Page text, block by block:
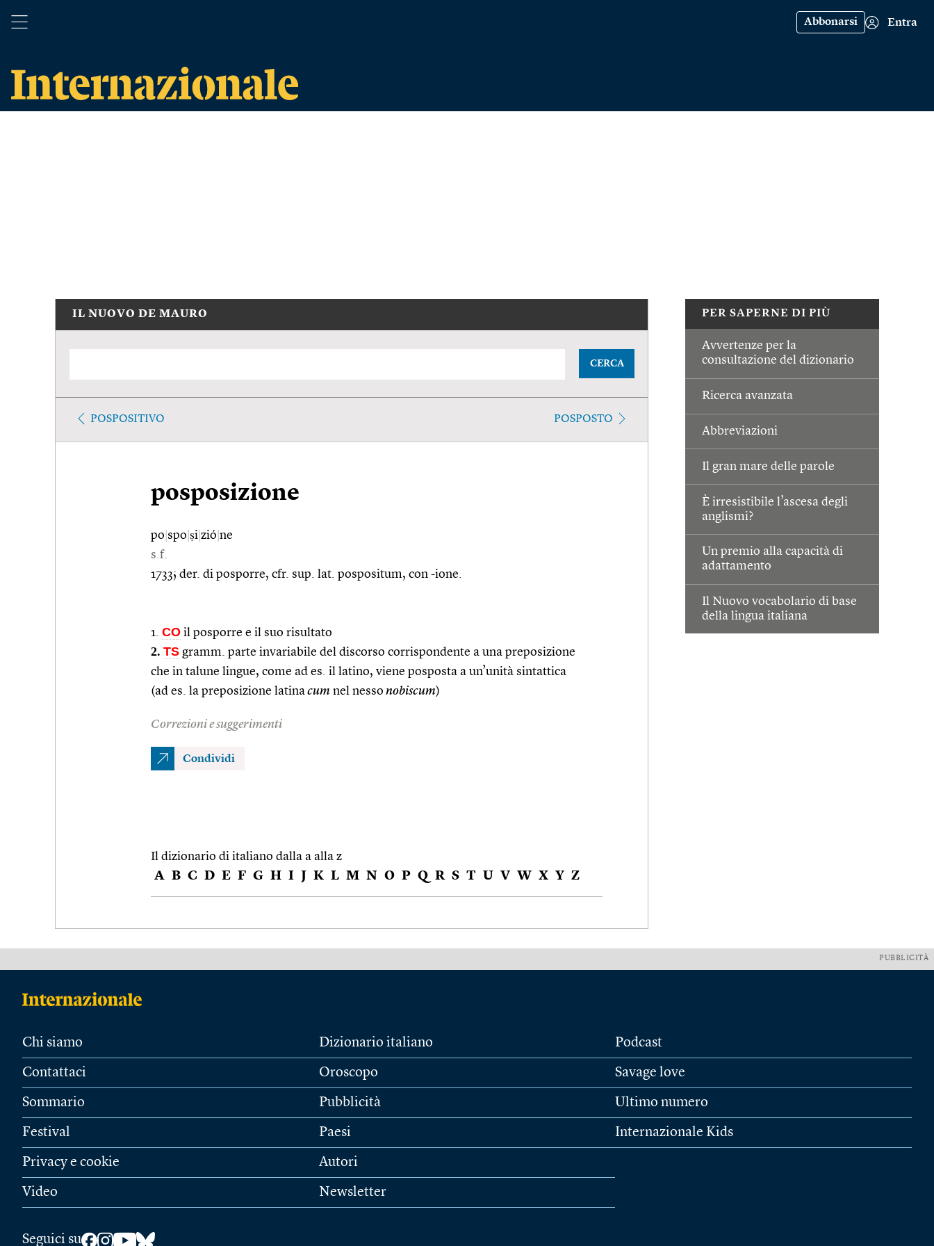
Abbonarsi Entra
PER SAPERNE DI PIÙ
Avvertenze per la
consultazione del dizionario
Ricerca avanzata
Abbreviazioni
Il gran mare delle parole
È irresistibile l’ascesa degli
anglismi?
Un premio alla capacità di
adattamento
Il Nuovo vocabolario di base
della lingua italiana
IL NUOVO DE MAURO
CERCA
POSPOSITIVO POSPOSTO
posposizione
po spo ṣi zió ne
s.f.
1733; der. di posporre, cfr. sup. lat. pospositum, con -ione.
1. CO il posporre e il suo risultato
2. TS gramm. parte invariabile del discorso corrispondente a una preposizione
che in talune lingue, come ad es. il latino, viene posposta a un’unità sintattica
(ad es. la preposizione latinacum nel nesso nobiscum)
Correzioni e suggerimenti
Condividi
Il dizionario di italiano dalla a alla z
A B C D E F G H I J K L M N O P Q R S T U V W X Y Z
PUBBLICITÀ
Chi siamo
Contattaci
Sommario
Festival
Privacy e cookie
Video
Dizionario italiano
Oroscopo
Pubblicità
Paesi
Autori
Newsletter
Podcast
Savage love
Ultimo numero
Internazionale Kids
Seguici su